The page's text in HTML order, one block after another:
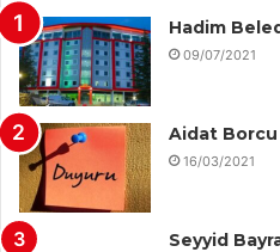
Hadim
09/07/2021
Aidat
16/03/2021
Seyyid